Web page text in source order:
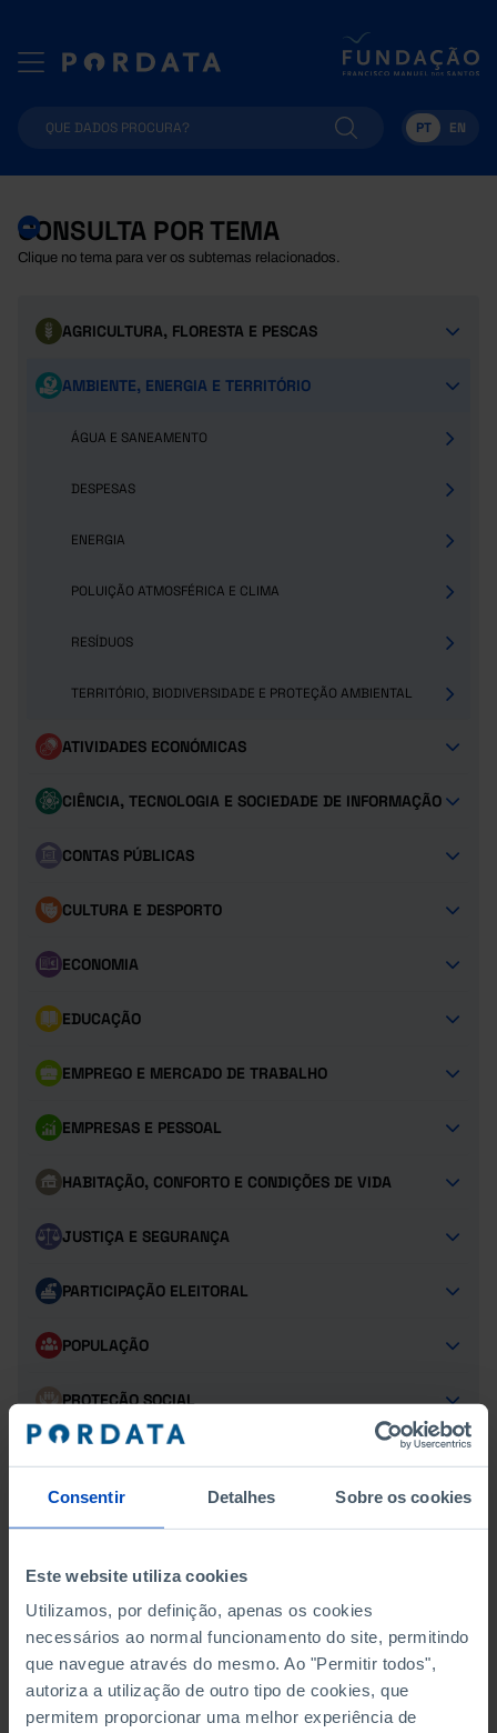
Consentir Detalhes Sobre os cookies
Este website utiliza cookies
Utilizamos, por definição, apenas os cookies
necessários ao normal funcionamento do site, permitindo
que navegue através do mesmo. Ao "Permitir todos",
autoriza a utilização de outro tipo de cookies, que
permitem proporcionar uma melhor experiência de
PT EN
CONSULTA POR TEMA
Clique no tema para ver os subtemas relacionados.
AGRICULTURA, FLORESTA E PESCAS
AMBIENTE, ENERGIA E TERRITÓRIO
ÁGUA E SANEAMENTO
DESPESAS
ENERGIA
POLUIÇÃO ATMOSFÉRICA E CLIMA
RESÍDUOS
TERRITÓRIO, BIODIVERSIDADE E PROTEÇÃO AMBIENTAL
ATIVIDADES ECONÓMICAS
CIÊNCIA, TECNOLOGIA E SOCIEDADE DE INFORMAÇÃO
CONTAS PÚBLICAS
CULTURA E DESPORTO
ECONOMIA
EDUCAÇÃO
EMPREGO E MERCADO DE TRABALHO
EMPRESAS E PESSOAL
HABITAÇÃO, CONFORTO E CONDIÇÕES DE VIDA
JUSTIÇA E SEGURANÇA
PARTICIPAÇÃO ELEITORAL
POPULAÇÃO
PROTEÇÃO SOCIAL
SAÚDE
TURISMO